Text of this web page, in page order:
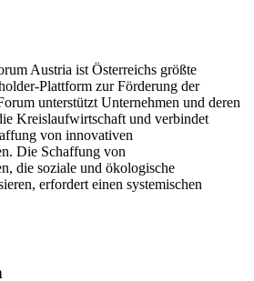
Austria ist Österreichs größte
Plattform zur Förderung der
unterstützt Unternehmen und deren
Kreislaufwirtschaft und verbindet
von innovativen
Die Schaffung von
die soziale und ökologische
erfordert einen systemischen